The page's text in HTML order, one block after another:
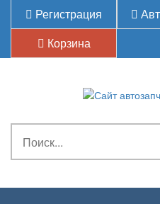
Регистрация
Корзина